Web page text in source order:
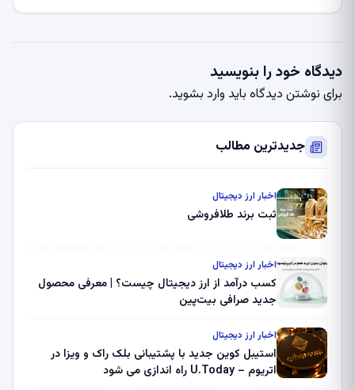
دیدگاه خود را بنویسید
برای نوشتن دیدگاه باید وارد بشوید.
جدیدترین مطالب
اخبار ارز دیجیتال
ثبت برند طلافروشی
اخبار ارز دیجیتال
کسب درآمد از ارز دیجیتال چیست؟ | معرفی محصول
جدید صرافی بیت‌پین
اخبار ارز دیجیتال
استیبل کوین جدید با پشتیبانی بلک راک و ویزا در
اتریوم – U.Today راه اندازی می شود